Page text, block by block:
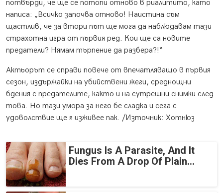
потвърди, че ще се потопи отново в риалитито, като
написа: „Всичко започва отново! Наистина съм
щастлив, че за втори път ще мога да наблюдавам тази
страхотна игра от първия ред. Кои ще са новите
предатели? Нямам търпение да разбера?!“
Актьорът се справи повече от впечатляващо в първия
сезон, издържайки на убийствени жеги, среднощни
бдения с предателите, както и на сутрешни снимки след
това. Но тази умора за него бе сладка и сега с
удоволствие ще я изживее пак. /Източник: Хотнюз
Fungus Is A Parasite, And It
Dies From A Drop Of Plain...